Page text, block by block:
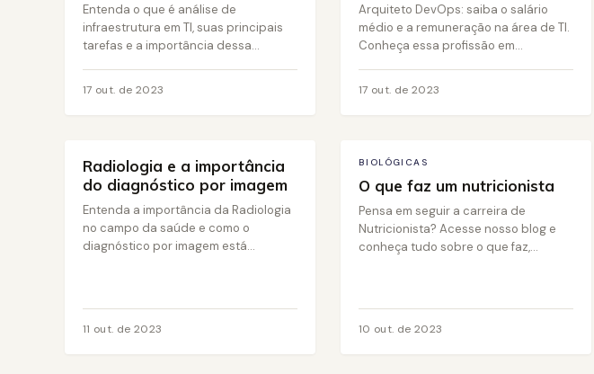
Entenda o que é análise de
infraestrutura em TI, suas principais
tarefas e a importância dessa...
17 out. de 2023
Arquiteto DevOps: saiba o salário
médio e a remuneração na área de TI.
Conheça essa profissão em...
17 out. de 2023
Radiologia e a importância
do diagnóstico por imagem
Entenda a importância da Radiologia
no campo da saúde e como o
diagnóstico por imagem está...
11 out. de 2023
BIOLÓGICAS
O que faz um nutricionista
Pensa em seguir a carreira de
Nutricionista? Acesse nosso blog e
conheça tudo sobre o que faz,...
10 out. de 2023